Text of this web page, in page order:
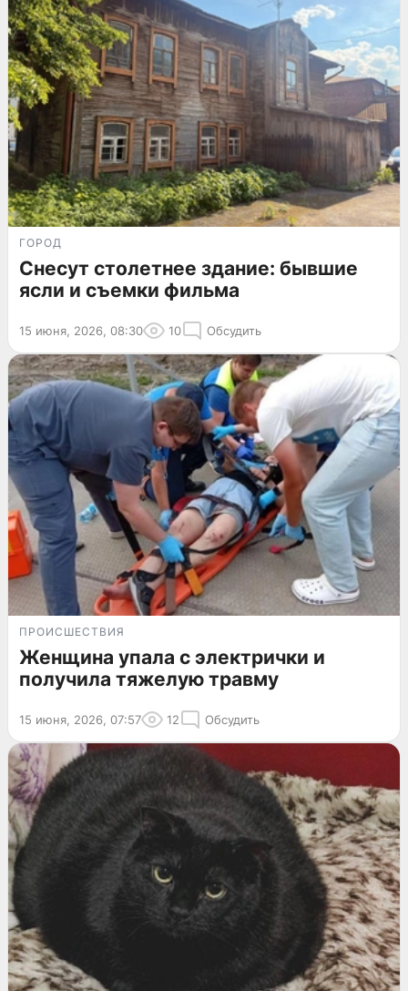
ГОРОД
Снесут столетнее здание: бывшие
ясли и съемки фильма
15 июня, 2026, 08:30 10 Обсудить
ПРОИСШЕСТВИЯ
Женщина упала с электрички и
получила тяжелую травму
15 июня, 2026, 07:57 12 Обсудить